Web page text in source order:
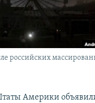
КРЫМА
российских
Америки